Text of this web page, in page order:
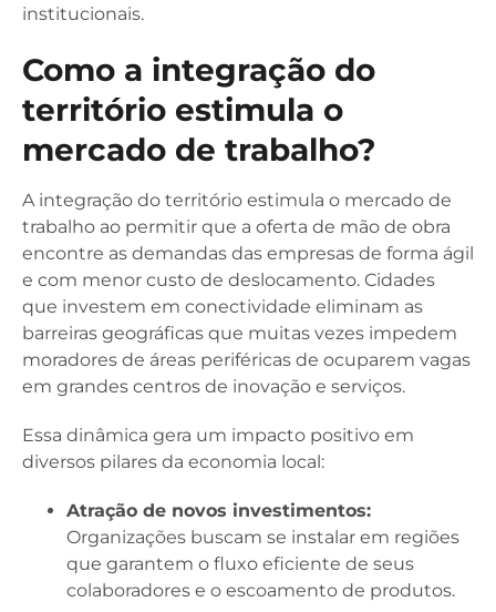
institucionais.
Como a integração do
território estimula o
mercado de trabalho?
A integração do território estimula o mercado de
trabalho ao permitir que a oferta de mão de obra
encontre as demandas das empresas de forma ágil
e com menor custo de deslocamento. Cidades
que investem em conectividade eliminam as
barreiras geográficas que muitas vezes impedem
moradores de áreas periféricas de ocuparem vagas
em grandes centros de inovação e serviços.
Essa dinâmica gera um impacto positivo em
diversos pilares da economia local:
Atração de novos investimentos:
Organizações buscam se instalar em regiões
que garantem o fluxo eficiente de seus
colaboradores e o escoamento de produtos.